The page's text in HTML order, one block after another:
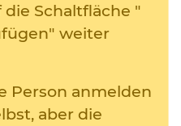
Schaltfläche "
weiter
Person anmelden
aber die